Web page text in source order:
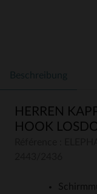
Beschreibung
HERREN
HOOK